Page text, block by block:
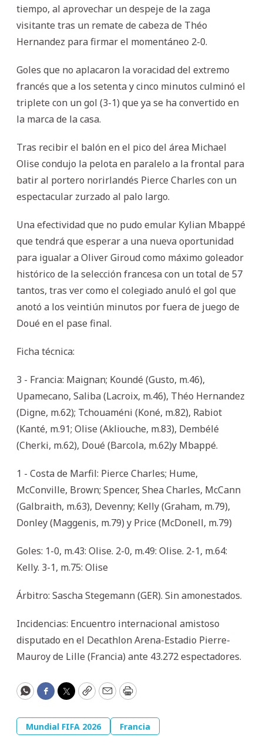
tiempo, al aprovechar un despeje de la zaga
visitante tras un remate de cabeza de Théo
Hernandez para firmar el momentáneo 2-0.
Goles que no aplacaron la voracidad del extremo
francés que a los setenta y cinco minutos culminó el
triplete con un gol (3-1) que ya se ha convertido en
la marca de la casa.
Tras recibir el balón en el pico del área Michael
Olise condujo la pelota en paralelo a la frontal para
batir al portero norirlandés Pierce Charles con un
espectacular zurzado al palo largo.
Una efectividad que no pudo emular Kylian Mbappé
que tendrá que esperar a una nueva oportunidad
para igualar a Oliver Giroud como máximo goleador
histórico de la selección francesa con un total de 57
tantos, tras ver como el colegiado anuló el gol que
anotó a los veintiún minutos por fuera de juego de
Doué en el pase final.
Ficha técnica:
3 - Francia: Maignan; Koundé (Gusto, m.46),
Upamecano, Saliba (Lacroix, m.46), Théo Hernandez
(Digne, m.62); Tchouaméni (Koné, m.82), Rabiot
(Kanté, m.91; Olise (Akliouche, m.83), Dembélé
(Cherki, m.62), Doué (Barcola, m.62)y Mbappé.
1 - Costa de Marfil: Pierce Charles; Hume,
McConville, Brown; Spencer, Shea Charles, McCann
(Galbraith, m.63), Devenny; Kelly (Graham, m.79),
Donley (Maggenis, m.79) y Price (McDonell, m.79)
Goles: 1-0, m.43: Olise. 2-0, m.49: Olise. 2-1, m.64:
Kelly. 3-1, m.75: Olise
Árbitro: Sascha Stegemann (GER). Sin amonestados.
Incidencias: Encuentro internacional amistoso
disputado en el Decathlon Arena-Estadio Pierre-
Mauroy de Lille (Francia) ante 43.272 espectadores.
WhatsApp
Facebook
Twitter
CopyEmailPrint
Mundial FIFA 2026 Francia